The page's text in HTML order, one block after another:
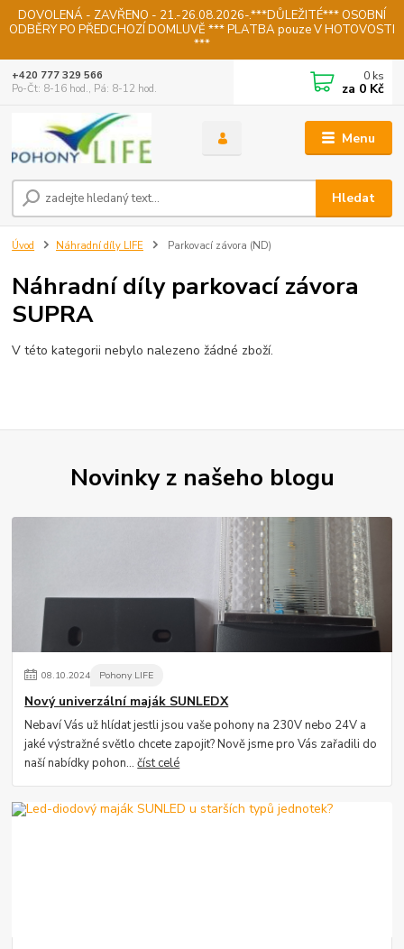
DOVOLENÁ - ZAVŘENO - 21.-26.08.2026-.***DŮLEŽITÉ*** OSOBNÍ
ODBĚRY PO PŘEDCHOZÍ DOMLUVĚ *** PLATBA pouze V HOTOVOSTI
***
Menu
Hledat
+420 777 329 566
Po-Čt: 8-16 hod., Pá: 8-12 hod.
0 ks
za 0 Kč
Úvod Náhradní díly LIFE Parkovací závora (ND)
Náhradní díly parkovací závora
SUPRA
V této kategorii nebylo nalezeno žádné zboží.
Novinky z našeho blogu
08.10.2024 Pohony LIFE
Nový univerzální maják SUNLEDX
Nebaví Vás už hlídat jestli jsou vaše pohony na 230V nebo 24V a
jaké výstražné světlo chcete zapojit? Nově jsme pro Vás zařadili do
naší nabídky pohon...číst celé